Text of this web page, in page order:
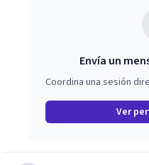
Envía un
Coordina una sesión
Ver